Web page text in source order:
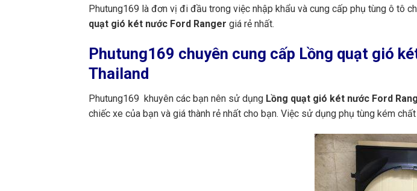
Phutung169 là đơn vị đi đầu trong việc nhập khẩu và cung cấp phụ tùng ô tô
quạt gió két nước Ford Ranger giá rẻ nhất.
Phutung169 chuyên cung cấp Lồng quạt gió
Thailand
Phutung169 khuyên các bạn nên sử dụng Lồng quạt gió két nước Ford
chiếc xe của bạn và giá thành rẻ nhất cho bạn. Việc sử dụng phụ tùng kém